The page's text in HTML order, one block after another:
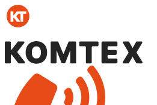
Перейти
к
содержимому